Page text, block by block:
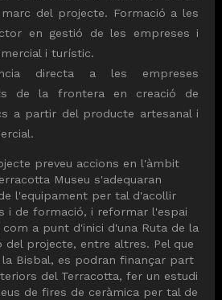
del projecte. Formació a les
en gestió de les empreses i
i turístic.
directa a les empreses
de la frontera en creació de
a partir del producte artesanal i
preveu accions en l'àmbit
Museu s'adequaran
l'equipament per tal d'acollir
i de formació, i reformar l'espai
a punt d'inici d'una Ruta de la
del projecte, entre altres. Pel que
Bisbal, es podran finançar part
del Terracotta, fer un estudi
de fires de ceràmica per tal de